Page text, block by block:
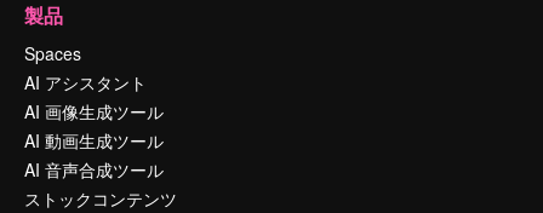
製品
Spaces
AI アシスタント
AI 画像生成ツール
AI 動画生成ツール
AI 音声合成ツール
ストックコンテンツ